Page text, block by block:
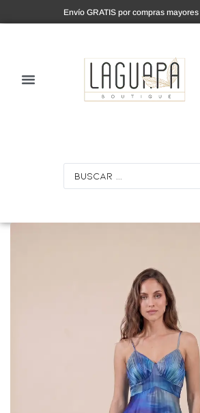
Envío GRATIS por compras